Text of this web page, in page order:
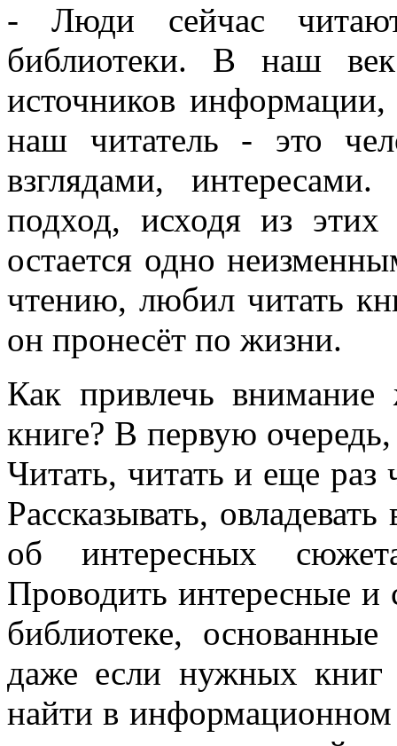
- Люди сейчас
библиотеки. В наш век
источников
наш читатель - это
взглядами,
подход, исходя из
остается одно
чтению, любил читать
он пронесёт по жизни.
Как привлечь внимание
книге? В первую
Читать, читать и еще
Рассказывать,
об интересных
Проводить интересные и
библиотеке,
даже если нужных
найти в информационном